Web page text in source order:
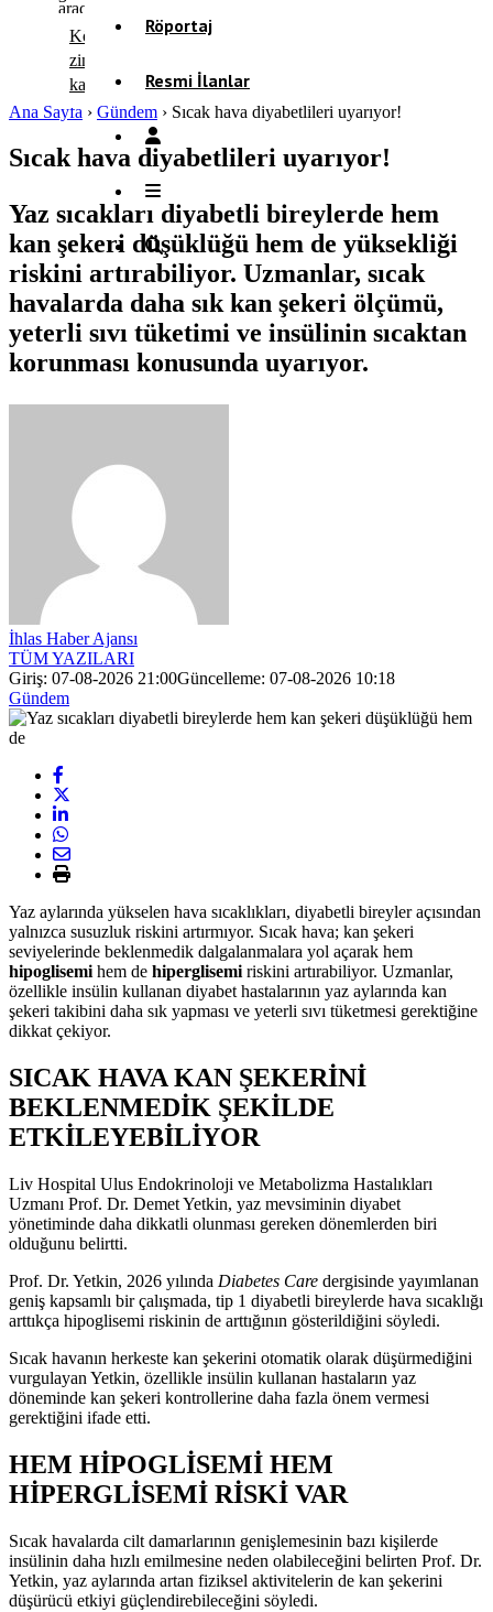
Röportaj
Resmi İlanlar
Körfez’de
zincirleme
kaza!
Ana Sayfa › Gündem › Sıcak hava diyabetlileri uyarıyor!
Sıcak hava diyabetlileri uyarıyor!
Yaz sıcakları diyabetli bireylerde hem
kan şekeri düşüklüğü hem de yüksekliği
riskini artırabiliyor. Uzmanlar, sıcak
havalarda daha sık kan şekeri ölçümü,
yeterli sıvı tüketimi ve insülinin sıcaktan
korunması konusunda uyarıyor.
İhlas Haber Ajansı
TÜM YAZILARI
Giriş: 07-08-2026 21:00Güncelleme: 07-08-2026 10:18
Gündem
Yaz aylarında yükselen hava sıcaklıkları, diyabetli bireyler açısından
yalnızca susuzluk riskini artırmıyor. Sıcak hava; kan şekeri
seviyelerinde beklenmedik dalgalanmalara yol açarak hem
hipoglisemihem de hiperglisemiriskini artırabiliyor. Uzmanlar,
özellikle insülin kullanan diyabet hastalarının yaz aylarında kan
şekeri takibini daha sık yapması ve yeterli sıvı tüketmesi gerektiğine
dikkat çekiyor.
SICAK HAVA KAN ŞEKERİNİ
BEKLENMEDİK ŞEKİLDE
ETKİLEYEBİLİYOR
Liv Hospital Ulus Endokrinoloji ve Metabolizma Hastalıkları
Uzmanı Prof. Dr. Demet Yetkin, yaz mevsiminin diyabet
yönetiminde daha dikkatli olunması gereken dönemlerden biri
olduğunu belirtti.
Prof. Dr. Yetkin, 2026 yılında Diabetes Care dergisinde yayımlanan
geniş kapsamlı bir çalışmada, tip 1 diyabetli bireylerde hava sıcaklığı
arttıkça hipoglisemi riskinin de arttığının gösterildiğini söyledi.
Sıcak havanın herkeste kan şekerini otomatik olarak düşürmediğini
vurgulayan Yetkin, özellikle insülin kullanan hastaların yaz
döneminde kan şekeri kontrollerine daha fazla önem vermesi
gerektiğini ifade etti.
HEM HİPOGLİSEMİ HEM
HİPERGLİSEMİ RİSKİ VAR
Sıcak havalarda cilt damarlarının genişlemesinin bazı kişilerde
insülinin daha hızlı emilmesine neden olabileceğini belirten Prof. Dr.
Yetkin, yaz aylarında artan fiziksel aktivitelerin de kan şekerini
düşürücü etkiyi güçlendirebileceğini söyledi.